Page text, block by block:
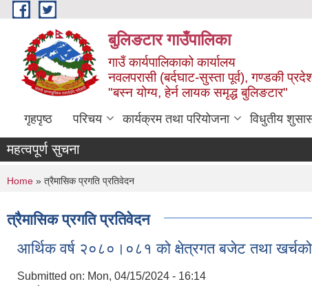
Skip to main content
बुलिङटार गाउँपालिका
गाउँ कार्यपालिकाको कार्यालय
नवलपरासी (बर्दघाट-सुस्ता पूर्व), गण्डकी
"बस्न योग्य, हेर्न लायक समृद्ध बुलिङटार"
गृहपृष्ठ परिचय कार्यक्रम तथा परियोजना विधुतीय
महत्वपूर्ण सुचना
You are here
Home » त्रैमासिक प्रगति प्रतिवेदन
त्रैमासिक प्रगति प्रतिवेदन
आर्थिक वर्ष २०८०।०८१ को क्षेत्रगत बजेट तथा
Submitted on: Mon, 04/15/2024 - 16:14